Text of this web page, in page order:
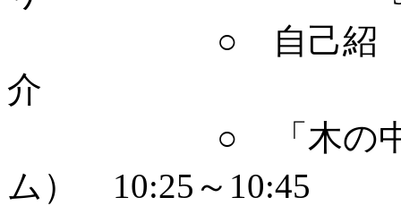
○ 自己紹
介 10:05
○ 「木の中のリ
ム） 10:25～10:45